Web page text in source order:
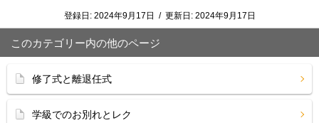
登録日: 2024年9月17日 / 更新日: 2024年9月17日
このカテゴリー内の他のページ
修了式と離退任式
学級でのお別れとレク